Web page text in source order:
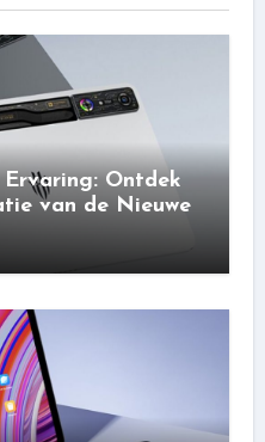
Ervaring: Ontdek
van de Nieuwe